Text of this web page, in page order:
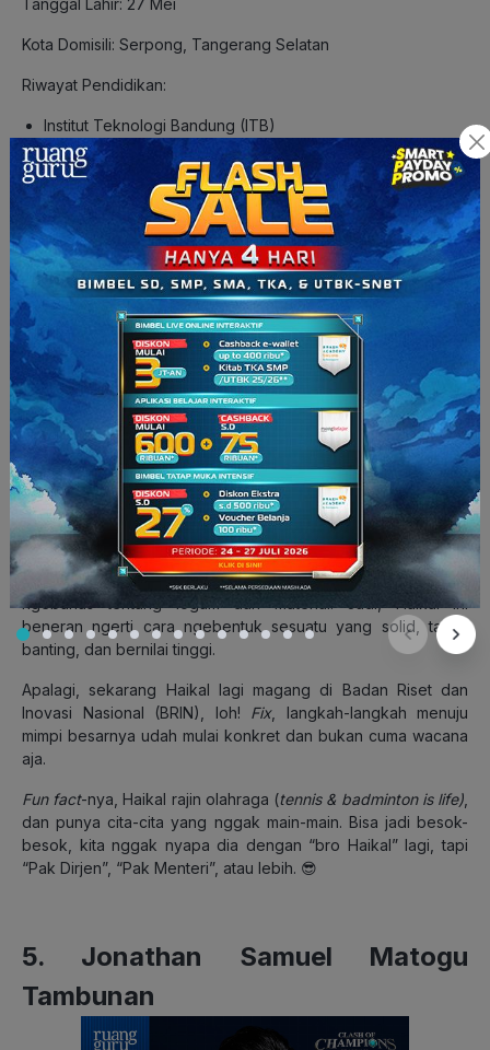
Kota Domisili: Serpong, Tangerang Selatan
Riwayat Pendidikan:
Institut Teknologi Bandung (ITB)
SMAN 1 Pinrang Sulawesi Selatan
Angkatan Kuliah: 2021
Akun Sosial Media:
Instagram:@haikalaladsuri
@haikalaladsuri
LinkedIn:www.linkedin.com/in/muh-haikal-maulana-al-
adsuri/
Siapa sangka di balik raket tenis dan nilai IPK stabil,
tersembunyi sosok yang ambis tapi kalem, Haikal! Mahasiswa
Teknik Metalurgi di Institut Teknologi Bandung ini sukses
masuk Dean’s ListITB selama empat tahun berturut-turut
(2022–2025). Gokil, konsistensinya udah kayak paduan suhu
logam: stabil & kuat! 🔩🔥
Buat yang belum familiar,Teknik Metalurgiitu jurusan yang
ngebahas tentang logam dan material. Jadi, Haikal ini
beneran ngerti cara ngebentuk sesuatu yang solid, tahan
banting, dan bernilai tinggi.
Apalagi, sekarang Haikal lagi magang di Badan Riset dan
Inovasi Nasional (BRIN), loh! Fix,
langkah-langkah menuju
mimpi besarnya udah mulai konkret dan bukan cuma wacana
aja.
Fun fact-nya, Haikal rajin olahraga (tennis & badminton is life)
dan punya cita-cita yang nggak main-main. Bisa jadi besok-
besok, kita nggak nyapa dia dengan “bro Haikal” lagi, tapi
“Pak Dirjen”, “Pak Menteri”, atau lebih. 😎
5. Jonathan Samuel Matogu
Tambunan